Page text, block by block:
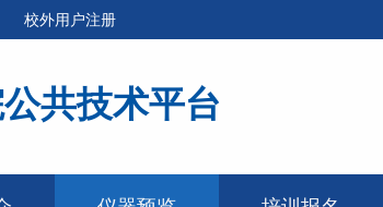
校外用户注册
共技术平台